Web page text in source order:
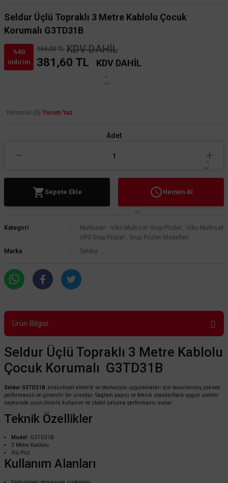
Seldur Üçlü Topraklı 3 Metre Kablolu Çocuk
Korumalı G3TD31B
%60
indirim
954,00 TL KDV DAHİL
381,60 TL KDV DAHİL
Yorumlar (0) Yorum Yaz
Adet
Sepete Ekle Hemen Al
Kategori Mutlusan - Viko Multi-Let Grup Prizler , Viko Multi-Let
UPS Grup Prizler , Grup Prizler Modelleri
Marka
Seldur
Ürün Bilgisi
Seldur Üçlü Topraklı 3 Metre Kablolu
Çocuk Korumalı G3TD31B
Seldur G3TD31B, endüstriyel elektrik ve otomasyon uygulamaları için tasarlanmış yüksek
performanslı ve güvenilir bir üründür. Sağlam yapısı ve teknik standartlara uygun üretimi
sayesinde uzun ömürlü kullanım ve stabil çalışma performansı sunar.
Teknik Özellikler
Model: G3TD31B
3 Metre Kablolu
3lü Priz
Kullanım Alanları